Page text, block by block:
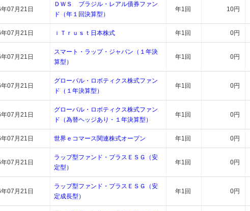
07月21日
ＤＷＳ ブラジル・レアル債券ファン
ド（年１回決算型）
年1回 10円
07月21日 ｉＴｒｕｓｔ日本株式 年1回 0円
07月21日
スマート・ラップ・ジャパン（１年決
算型）
年1回 0円
07月21日
グローバル・ロボティクス株式ファン
ド（１年決算型）
年1回 0円
07月21日
グローバル・ロボティクス株式ファン
ド（為替ヘッジあり・１年決算型）
年1回 0円
07月21日 世界ｅコマース関連株式オープン 年1回 0円
07月21日
ラップ型ファンド・プラスＥＳＧ（安
定型）
年1回 0円
07月21日
ラップ型ファンド・プラスＥＳＧ（安
定成長型）
年1回 0円